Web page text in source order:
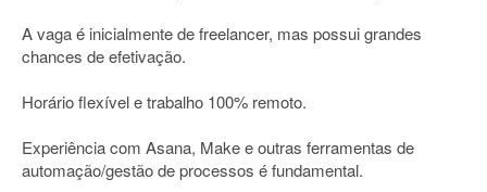
A vaga é inicialmente de freelancer, mas possui grandes
chances de efetivação.
Horário flexível e trabalho 100% remoto.
Experiência com Asana, Make e outras ferramentas de
automação/gestão de processos é fundamental.